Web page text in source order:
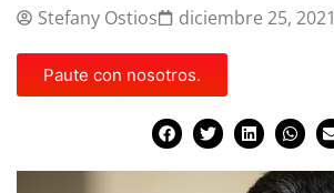
Stefany Ostios diciembre 25, 2021
Paute con nosotros.